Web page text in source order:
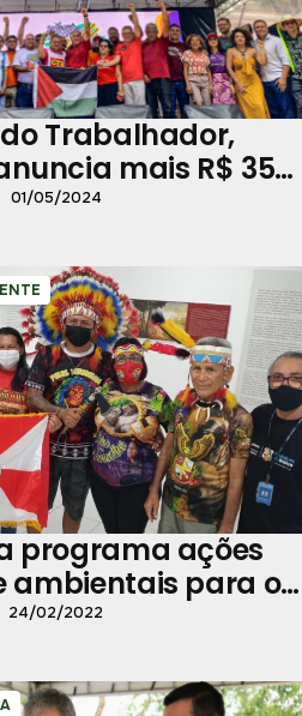
do Trabalhador,
mais R$ 350
da parceria com
01/05/2024
programa ações
ambientais para o
de Carnaval em
24/02/2022